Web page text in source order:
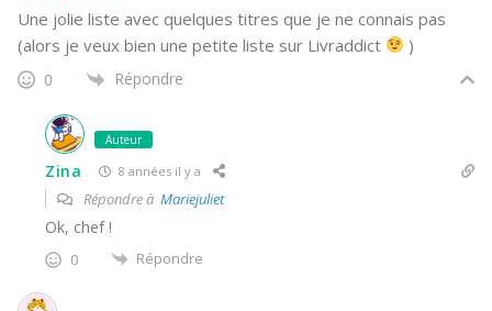
Une jolie liste avec quelques titres que je ne connais pas
(alors je veux bien une petite liste sur Livraddict
)
0 Répondre
Auteur
Zina 8 années il y a
Répondre à Mariejuliet
Ok, chef !
0 Répondre